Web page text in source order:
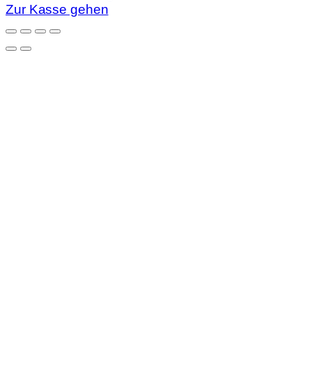
Zur Kasse gehen